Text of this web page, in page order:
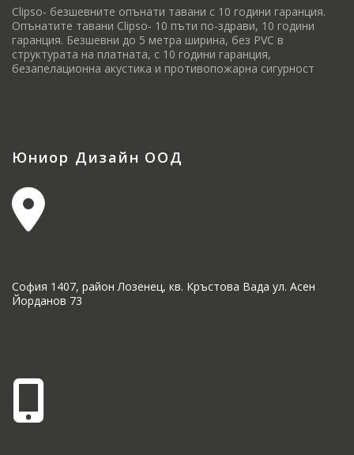
Clipso- безшевните опънати тавани с 10 години гаранция.
Опънатите тавани Clipso- 10 пъти по-здрави, 10 години
гаранция. Безшевни до 5 метра ширина, без PVC в
структурата на платната, с 10 години гаранция,
безапелационна акустика и противопожарна сигурност
Юниор Дизайн ООД
София 1407, район Лозенец, кв. Кръстова Вада ул. Асен
Йорданов 73